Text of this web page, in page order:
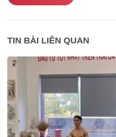
TIN BÀI LIÊN QUAN